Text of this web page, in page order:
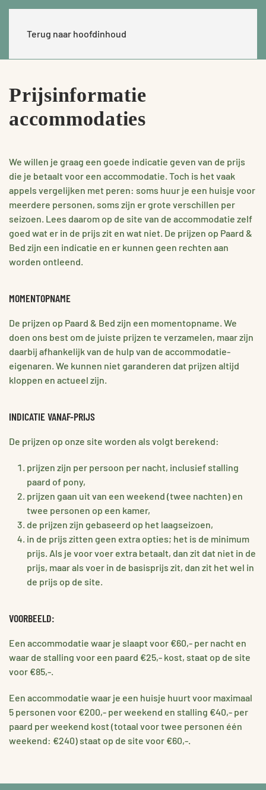
Terug naar hoofdinhoud
Prijsinformatie
accommodaties
We willen je graag een goede indicatie geven van de prijs
die je betaalt voor een accommodatie. Toch is het vaak
appels vergelijken met peren: soms huur je een huisje voor
meerdere personen, soms zijn er grote verschillen per
seizoen. Lees daarom op de site van de accommodatie zelf
goed wat er in de prijs zit en wat niet. De prijzen op Paard &
Bed zijn een indicatie en er kunnen geen rechten aan
worden ontleend.
MOMENTOPNAME
De prijzen op Paard & Bed zijn een momentopname. We
doen ons best om de juiste prijzen te verzamelen, maar zijn
daarbij afhankelijk van de hulp van de accommodatie-
eigenaren. We kunnen niet garanderen dat prijzen altijd
kloppen en actueel zijn.
INDICATIE VANAF-PRIJS
De prijzen op onze site worden als volgt berekend:
prijzen zijn per persoon per nacht, inclusief stalling
paard of pony,
prijzen gaan uit van een weekend (twee nachten) en
twee personen op een kamer,
de prijzen zijn gebaseerd op het laagseizoen,
in de prijs zitten geen extra opties; het is de minimum
prijs. Als je voor voer extra betaalt, dan zit dat niet in de
prijs, maar als voer in de basisprijs zit, dan zit het wel in
de prijs op de site.
VOORBEELD:
Een accommodatie waar je slaapt voor €60,- per nacht en
waar de stalling voor een paard €25,- kost, staat op de site
voor €85,-.
Een accommodatie waar je een huisje huurt voor maximaal
5 personen voor €200,- per weekend en stalling €40,- per
paard per weekend kost (totaal voor twee personen één
weekend: €240) staat op de site voor €60,-.